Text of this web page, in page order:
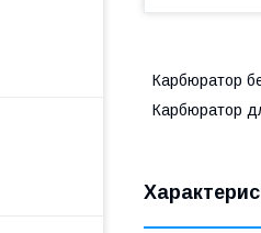
Карбюратор
Карбюратор